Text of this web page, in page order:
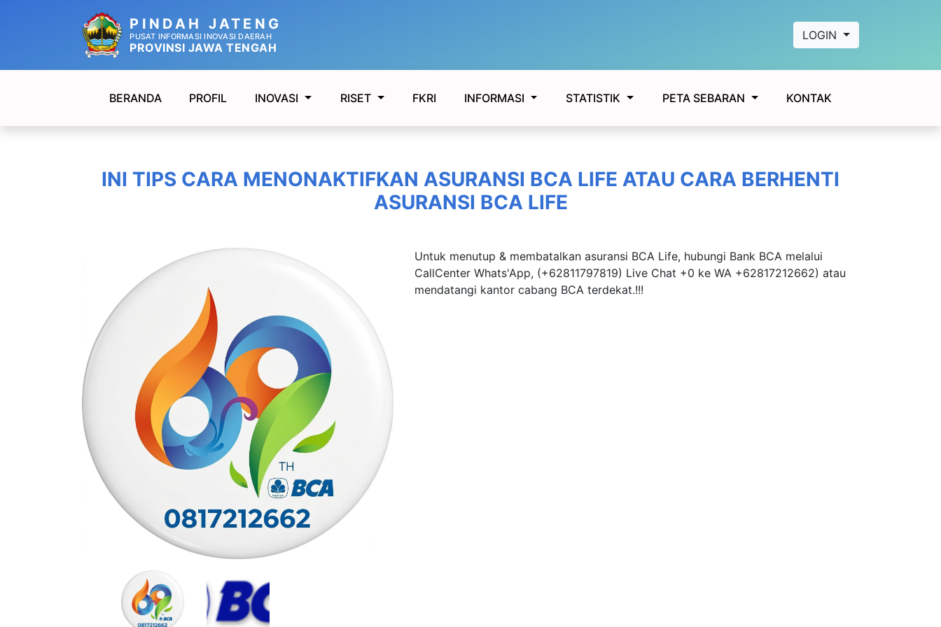
PINDAH JATENG
PUSAT INFORMASI INOVASI DAERAH
PROVINSI JAWA TENGAH
LOGIN
BERANDA PROFIL INOVASI RISET FKRI INFORMASI STATISTIK PETA SEBARAN KONTAK
INI TIPS CARA MENONAKTIFKAN ASURANSI BCA LIFE ATAU CARA BERHENTI
ASURANSI BCA LIFE
Untuk menutup & membatalkan asuransi BCA Life, hubungi Bank BCA melalui
CallCenter Whats'App, (+62811797819) Live Chat +0 ke WA +62817212662) atau
mendatangi kantor cabang BCA terdekat.!!!